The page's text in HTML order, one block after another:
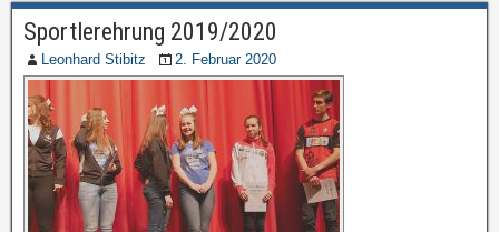
Sportlerehrung 2019/2020
Leonhard Stibitz 2. Februar 2020